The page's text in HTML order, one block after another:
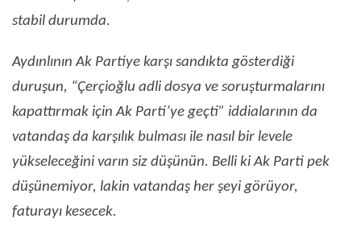
stabil durumda.
Aydınlının Ak Partiye karşı sandıkta gösterdiği
duruşun, “Çerçioğlu adli dosya ve soruşturmalarını
kapattırmak için Ak Parti’ye geçti” iddialarının da
vatandaş da karşılık bulması ile nasıl bir levele
yükseleceğini varın siz düşünün. Belli ki Ak Parti pek
düşünemiyor, lakin vatandaş her şeyi görüyor,
faturayı kesecek.